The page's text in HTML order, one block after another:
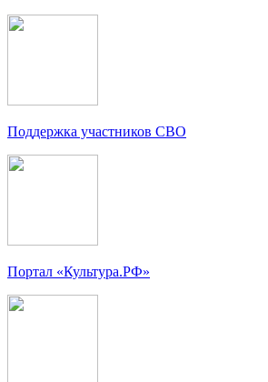
Поддержка участников СВО
Портал «Культура.РФ»